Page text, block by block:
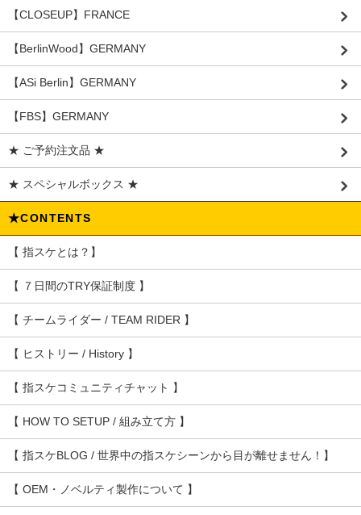
【CLOSEUP】FRANCE
【BerlinWood】GERMANY
【ASi Berlin】GERMANY
【FBS】GERMANY
★ ご予約注文品 ★
★ スペシャルボックス ★
★CONTENTS
【 指スケとは？】
【 ７日間のTRY保証制度 】
【 チームライダー / TEAM RIDER 】
【 ヒストリー / History 】
【 指スケコミュニティチャット 】
【 HOW TO SETUP / 組み立て方 】
【 指スケBLOG / 世界中の指スケシーンから目が離せません！】
【 OEM・ノベルティ製作について 】